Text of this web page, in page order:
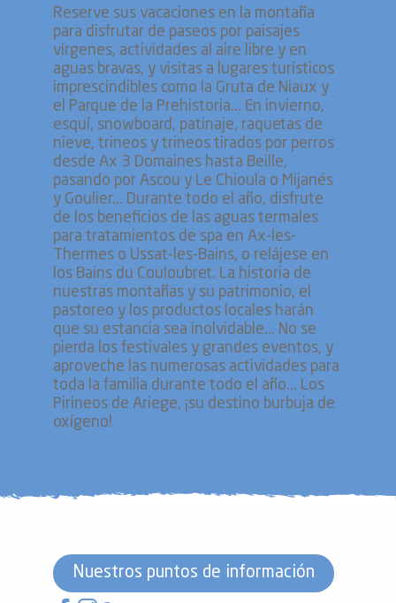
Reserve sus vacaciones en la montaña
para disfrutar de paseos por paisajes
vírgenes, actividades al aire libre y en
aguas bravas, y visitas a lugares turísticos
imprescindibles como la Gruta de Niaux y
el Parque de la Prehistoria... En invierno,
esquí, snowboard, patinaje, raquetas de
nieve, trineos y trineos tirados por perros
desde Ax 3 Domaines hasta Beille,
pasando por Ascou y Le Chioula o Mijanés
y Goulier... Durante todo el año, disfrute
de los beneficios de las aguas termales
para tratamientos de spa en Ax-les-
Thermes o Ussat-les-Bains, o relájese en
los Bains du Couloubret. La historia de
nuestras montañas y su patrimonio, el
pastoreo y los productos locales harán
que su estancia sea inolvidable... No se
pierda los festivales y grandes eventos, y
aproveche las numerosas actividades para
toda la familia durante todo el año... Los
Pirineos de Ariege, ¡su destino burbuja de
oxígeno!
Nuestros puntos de información